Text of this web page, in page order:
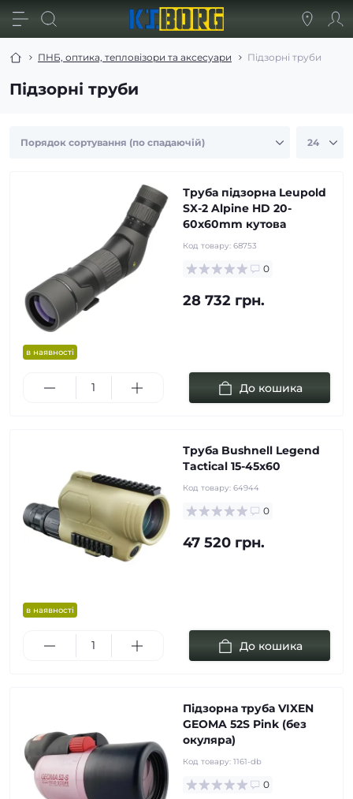
ПНБ, оптика, тепловізори та аксесуари Підзорні труби
Підзорні труби
в наявності
Труба підзорна Leupold
SX-2 Alpine HD 20-
60x60mm кутова
Код товару: 68753
0
28 732 грн.
До кошика
в наявності
Труба Bushnell Legend
Tactical 15-45x60
Код товару: 64944
0
47 520 грн.
До кошика
Підзорна труба VIXEN
GEOMA 52S Pink (без
окуляра)
Код товару: 1161-db
0